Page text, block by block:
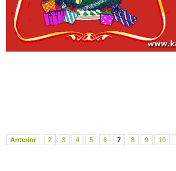
Anterior 2 3 4 5 6 7 8 9 10